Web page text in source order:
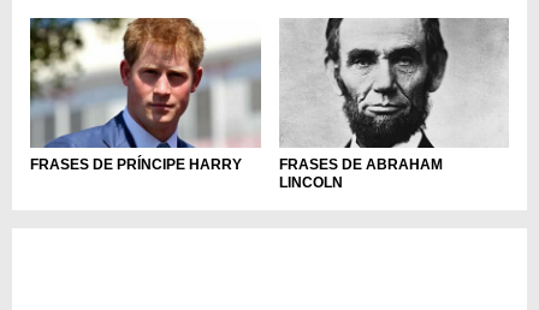
FRASES DE PRÍNCIPE HARRY
FRASES DE ABRAHAM
LINCOLN